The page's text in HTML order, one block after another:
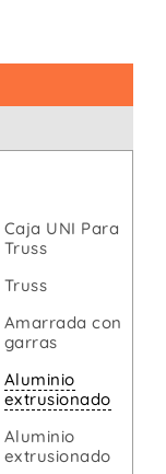
Caja UNI Para
Truss
Truss
Amarrada con
garras
Aluminio
extrusionado
Aluminio
extrusionado